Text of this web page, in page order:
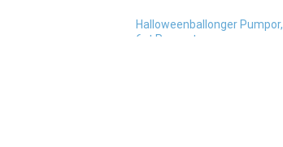
Halloweenballonger Pumpor,
6st Present